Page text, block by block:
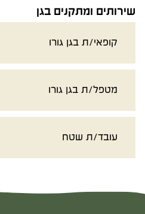
שירותים ומתקנים בגן
קופאי/ת בגן גורו
מטפל/ת בגן גורו
עובד/ת שטח